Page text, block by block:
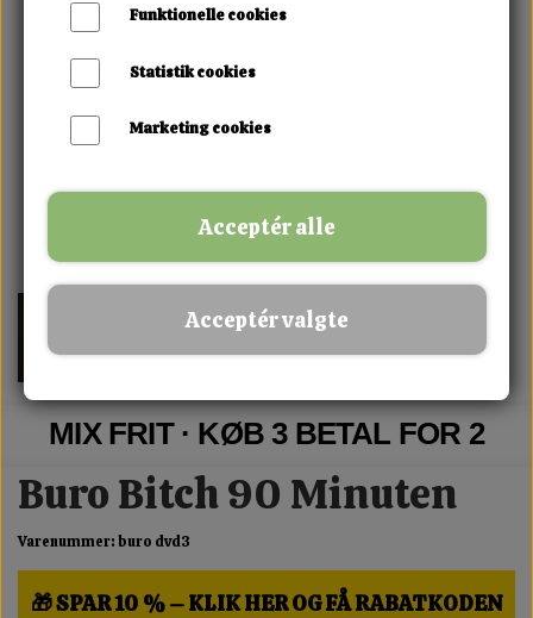
MIX FRIT · KØB 3 BETAL FOR 2
Buro Bitch 90 Minuten
Varenummer: buro dvd3
🎁 SPAR 10 % – KLIK HER OG FÅ RABATKODEN
Funktionelle cookies
Statistik cookies
Marketing cookies
Acceptér alle
Acceptér valgte